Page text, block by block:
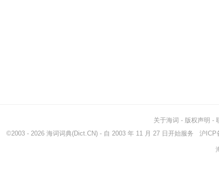
关于海词 - 版权声明 -
©2003 - 2026 海词词典(Dict.CN) - 自 2003 年 11 月 27 日开始服务 沪ICP